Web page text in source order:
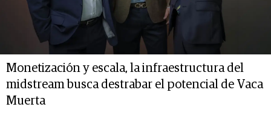
Monetización y escala, la infraestructura del
midstream busca destrabar el potencial de Vaca
Muerta